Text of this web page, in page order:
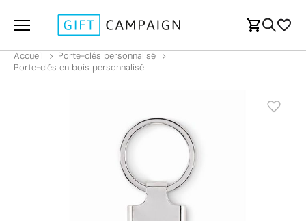
Accueil
Porte-clés personnalisé
Porte-clés en bois personnalisé